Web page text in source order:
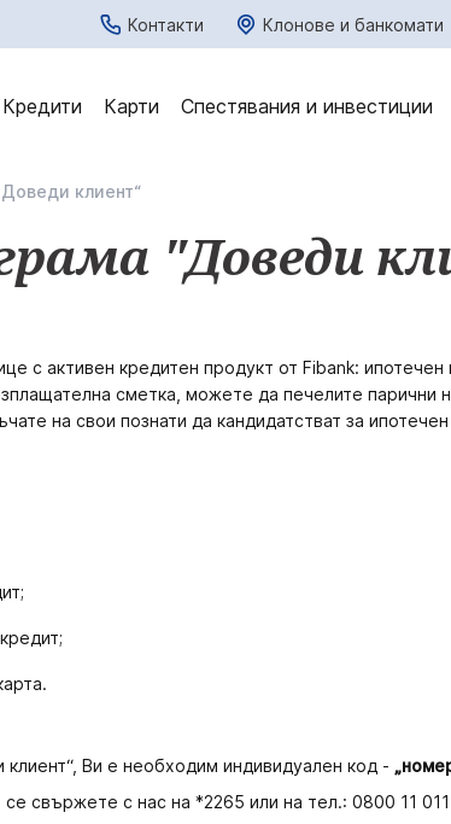
Контакти Клонове и банкомати
Кредити Карти Спестявания и инвестиции
клиент“
"Доведи
с активен кредитен продукт от Fibank:
сметка, можете да печелите парични
на свои познати да кандидатстват за
Ви е необходим индивидуален код -
свържете с нас на *2265 или на тел.: 0800 11